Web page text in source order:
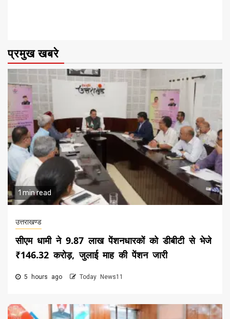
प्रमुख खबरे
1 min read
उत्तराखण्ड
सीएम धामी ने 9.87 लाख पेंशनधारकों को डीबीटी से भेजे
₹146.32 करोड़, जुलाई माह की पेंशन जारी
5 hours ago Today News11